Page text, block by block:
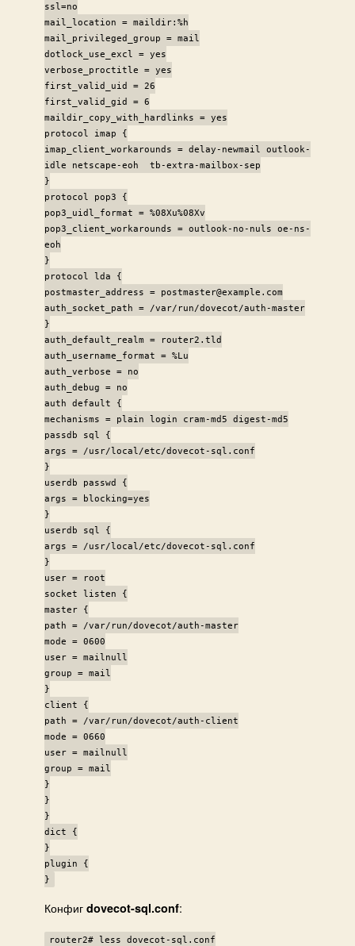
ssl=no
mail_location = maildir:%h
mail_privileged_group = mail
dotlock_use_excl = yes
verbose_proctitle = yes
first_valid_uid = 26
first_valid_gid = 6
maildir_copy_with_hardlinks = yes
protocol imap {
imap_client_workarounds = delay-newmail outlook-
idle netscape-eoh tb-extra-mailbox-sep
}
protocol pop3 {
pop3_uidl_format = %08Xu%08Xv
pop3_client_workarounds = outlook-no-nuls oe-ns-
eoh
}
protocol lda {
postmaster_address = postmaster@example.com
auth_socket_path = /var/run/dovecot/auth-master
}
auth_default_realm = router2.tld
auth_username_format = %Lu
auth_verbose = no
auth_debug = no
auth default {
mechanisms = plain login cram-md5 digest-md5
passdb sql {
args = /usr/local/etc/dovecot-sql.conf
}
userdb passwd {
args = blocking=yes
}
userdb sql {
args = /usr/local/etc/dovecot-sql.conf
}
user = root
socket listen {
master {
path = /var/run/dovecot/auth-master
mode = 0600
user = mailnull
group = mail
}
client {
path = /var/run/dovecot/auth-client
mode = 0660
user = mailnull
group = mail
}
}
}
dict {
}
plugin {
}
Конфиг dovecot-sql.conf:
router2# less dovecot-sql.conf